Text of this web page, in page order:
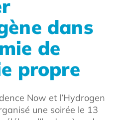
dans
de
propre
Now et l’Hydrogen
une soirée le 13